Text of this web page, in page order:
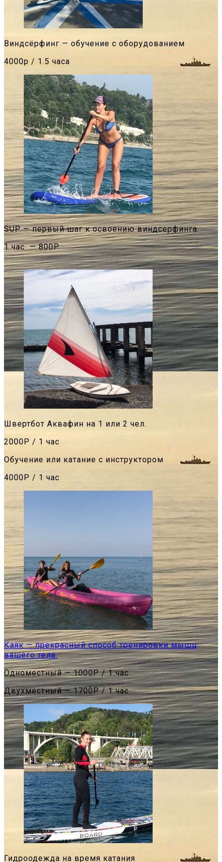
Виндсёрфинг — обучение с оборудованием
4000р / 1.5 часа
SUP — первый шаг к освоению виндсерфинга.
1 час — 800Р
Швертбот Аквафин на 1 или 2 чел.
2000Р / 1 час
Обучение или катание с инструктором
4000Р / 1 час
Каяк — прекрасный способ тренировки мышц
вашего тела.
Одноместный — 1000Р / 1 час
Двухместный — 1700Р / 1 час
Гидроодежда на время катания